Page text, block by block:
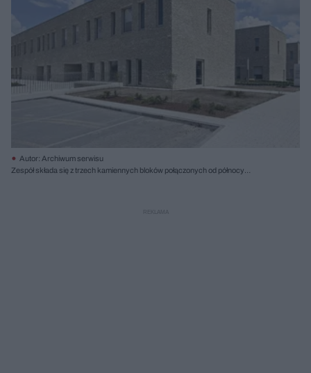
Autor: Archiwum serwisu
Zespół składa się z trzech kamiennych bloków połączonych od północy